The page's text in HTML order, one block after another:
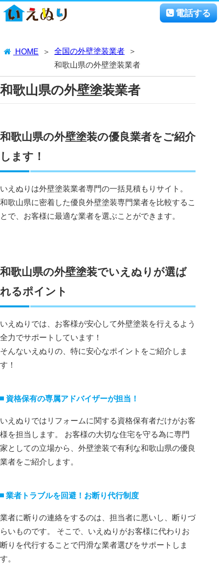
電話する
HOME
全国の外壁塗装業者
和歌山県の外壁塗装業者
和歌山県の外壁塗装業者
和歌山県の外壁塗装の優良業者をご紹介
します！
いえぬりは外壁塗装業者専門の一括見積もりサイト。
和歌山県に密着した優良外壁塗装専門業者を比較するこ
とで、お客様に最適な業者を選ぶことができます。
和歌山県の外壁塗装でいえぬりが選ば
れるポイント
いえぬりでは、お客様が安心して外壁塗装を行えるよう
全力でサポートしています！
そんないえぬりの、特に安心なポイントをご紹介しま
す！
資格保有の専属アドバイザーが担当！
いえぬりではリフォームに関する資格保有者だけがお客
様を担当します。 お客様の大切な住宅を守る為に専門
家としての立場から、外壁塗装で有利な和歌山県の優良
業者をご紹介します。
業者トラブルを回避！お断り代⾏制度
業者に断りの連絡をするのは、担当者に悪いし、断りづ
らいものです。 そこで、いえぬりがお客様に代わりお
断りを代⾏することで円滑な業者選びをサポートしま
す。